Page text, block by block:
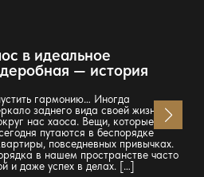
в идеальное
— история
гармонию… Иногда
заднего вида своей жизни — и
нас хаоса. Вещи, которые ещё
путаются в беспорядке
повседневных привычках.
в нашем пространстве часто
и даже успех в делах. […]